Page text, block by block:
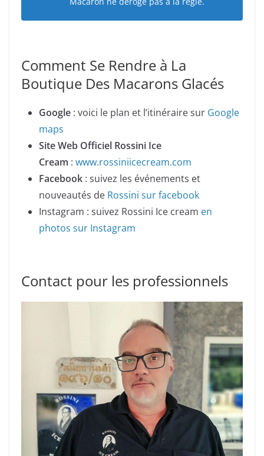
Comment Se Rendre à La
Boutique Des Macarons Glacés
Google : voici le plan et l’itinéraire sur Google
maps
Site Web Officiel Rossini Ice
Cream : www.rossiniicecream.com
Facebook : suivez les événements et
nouveautés de Rossini sur facebook
Instagram : suivez Rossini Ice cream en
photos sur Instagram
Contact pour les professionnels